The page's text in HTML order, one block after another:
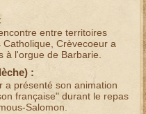
entre territoires
Catholique, Crèvecoeur a
à l'orgue de Barbarie.
) :
a présenté son animation
française"durant le repas
Salomon.